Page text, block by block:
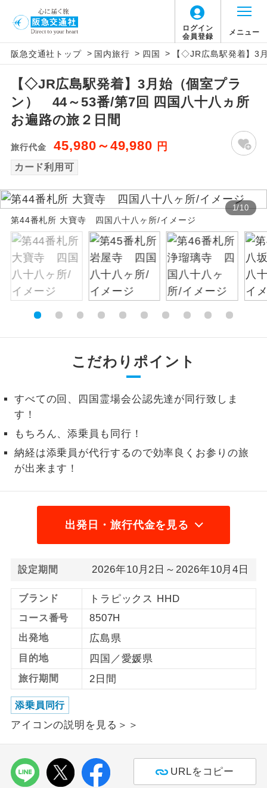
ログイン
会員登録
メニュー
阪急交通社トップ > 国内旅行 > 四国 > 【◇JR広島駅発着】3
【◇JR広島駅発着】3月始（個室プラ
ン） 44～53番/第7回 四国八十八ヵ所
お遍路の旅２日間
旅行代金 45,980～49,980 円
カード利用可
1/10
第44番札所 大寶寺 四国八十八ヶ所/イメージ
こだわりポイント
すべての回、四国霊場会公認先達が同行致しま
す！
もちろん、添乗員も同行！
納経は添乗員が代行するので効率良くお参りの旅
が出来ます！
出発日・旅行代金を見る
設定期間 2026年10月2日～2026年10月4日
ブランド トラピックス HHD
コース番号 8507H
出発地 広島県
目的地 四国／愛媛県
旅行期間 2日間
添乗員同行
アイコンの説明を見る＞＞
URLをコピー
アイコン 説明
添乗員同行
往路出発空港（駅）から復路到着空港
（駅）まで同行します。
行
現地到着空港（駅）から最終日出発空港
（駅）まで添乗員が同行します。
バスガイド乗
があります。
新コース 初登場のコースです。
世界遺産
ユネスコに登録されている文化遺産や自
然遺産を訪ねるコースです。
絶景 絶景スポットに立ち寄るコースです。
ご宿泊ホテルに露天風呂が付いていま
す。
大浴場 ご宿泊ホテルに大浴場が付いています。
全食事付き
事の心配はいりません。（機内食を除
く）
をじっくり聞くことができます。
す。
2名様催行
2名様から出発可能な個人型プランで
す。
おひとり様参
加限定
おひとり様限定でご参加いただけるコー
スです。
1名様1室同代
金
1名様1室利用でも追加料金がかからない
コースです。
ご夫婦限定
す。
女性限定
す。